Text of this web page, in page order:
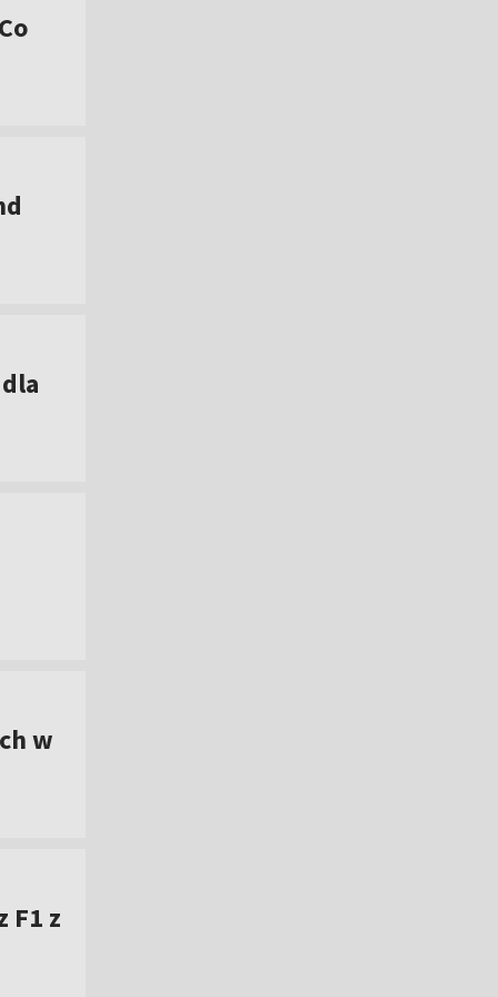
w
F1 z